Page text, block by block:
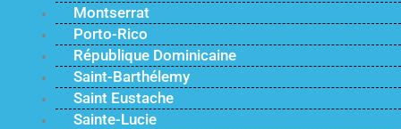
Montserrat
Porto-Rico
République Dominicaine
Saint-Barthélemy
Saint Eustache
Sainte-Lucie